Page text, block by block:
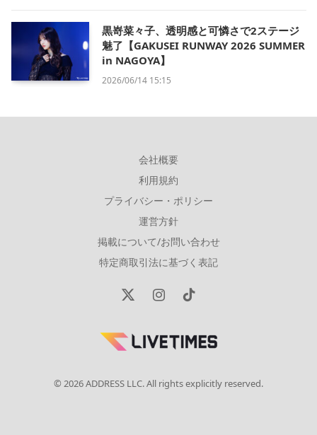
黒嵜菜々子、透明感と可憐さで2ステージ
魅了【GAKUSEI RUNWAY 2026 SUMMER
in NAGOYA】
2026/06/14 15:15
会社概要
利用規約
プライバシー・ポリシー
運営方針
掲載について/お問い合わせ
特定商取引法に基づく表記
X
InstagramTikTok
© 2026 ADDRESS LLC. All rights explicitly reserved.